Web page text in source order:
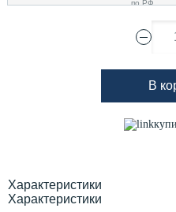
В
Характеристики
Характеристики